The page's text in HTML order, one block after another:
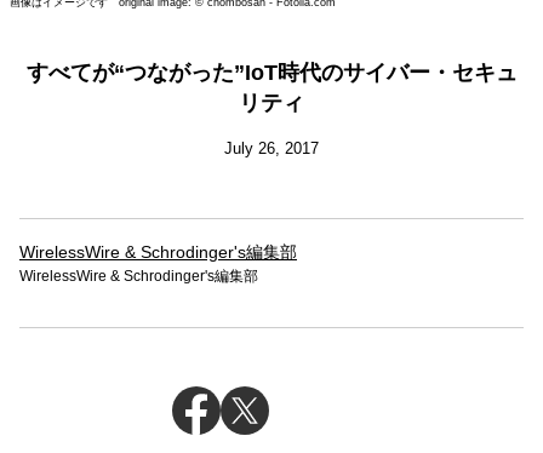
画像はイメージです original image: © chombosan - Fotolia.com
すべてが“つながった”IoT時代のサイバー・セキュ
リティ
July 26, 2017
WirelessWire & Schrodinger's編集部
WirelessWire & Schrodinger's編集部